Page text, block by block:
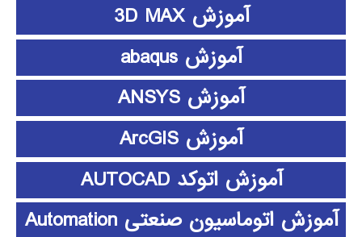
آموزش 3D MAX
آموزش abaqus
آموزش ANSYS
آموزش ArcGIS
آموزش اتوکد AUTOCAD
آموزش اتوماسیون صنعتی Automation